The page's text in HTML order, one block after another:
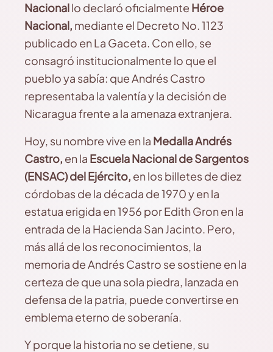
Nacionallo declaró oficialmente Héroe
Nacional, mediante el Decreto No. 1123
publicado en La Gaceta. Con ello, se
consagró institucionalmente lo que el
pueblo ya sabía: que Andrés Castro
representaba la valentía y la decisión de
Nicaragua frente a la amenaza extranjera.
Hoy, su nombre vive en la Medalla Andrés
Castro, en la Escuela Nacional de Sargentos
(ENSAC) del Ejército, en los billetes de diez
córdobas de la década de 1970 y en la
estatua erigida en 1956 por Edith Gron en la
entrada de la Hacienda San Jacinto. Pero,
más allá de los reconocimientos, la
memoria de Andrés Castro se sostiene en la
certeza de que una sola piedra, lanzada en
defensa de la patria, puede convertirse en
emblema eterno de soberanía.
Y porque la historia no se detiene, su